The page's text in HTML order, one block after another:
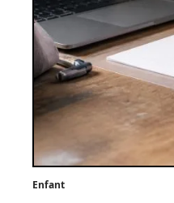
Enfant